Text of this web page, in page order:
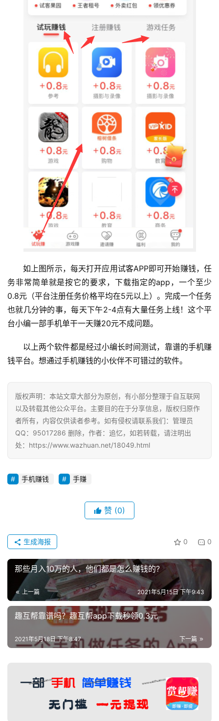
登录
如上图所示，每天打开应用试客APP即可开始赚钱，任
务非常简单就是按它的要求，下载指定的app，一个至少
0.8元（平台注册任务价格平均在5元以上）。完成一个任务
也就几分钟的事，每天下午2-4点有大量任务上线！这个平
台小编一部手机单干一天赚20元不成问题。
以上两个软件都是经过小编长时间测试，靠谱的手机赚
钱平台。想通过手机赚钱的小伙伴不可错过的软件。
版权声明：本站文章大部分为原创，有小部分整理于自互联网
以及转载其他公众平台。主要目的在于分享信息，版权归原作
者所有，内容仅供读者参考。如有侵权请联系我们：管理员
QQ：95017286 删除，作者：追忆，如若转载，请注明出
处：https://www.wazhuan.net/18049.html
手机赚钱 手赚
赞 (0)
0 0
生成海报
那些月入10万的人，他们都是怎么赚钱的?
上一篇 2021年5月15日 下午9:43
趣互帮靠谱吗？趣互帮app下载秒领0.3元
下一篇
2021年5月18日 下午8:47